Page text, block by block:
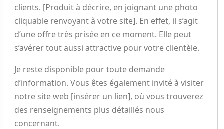
clients. [Produit à décrire, en joignant une photo
cliquable renvoyant à votre site]. En effet, il s’agit
d’une offre très prisée en ce moment. Elle peut
s’avérer tout aussi attractive pour votre clientèle.
Je reste disponible pour toute demande
d’information. Vous êtes également invité à visiter
notre site web [insérer un lien], où vous trouverez
des renseignements plus détaillés nous
concernant.